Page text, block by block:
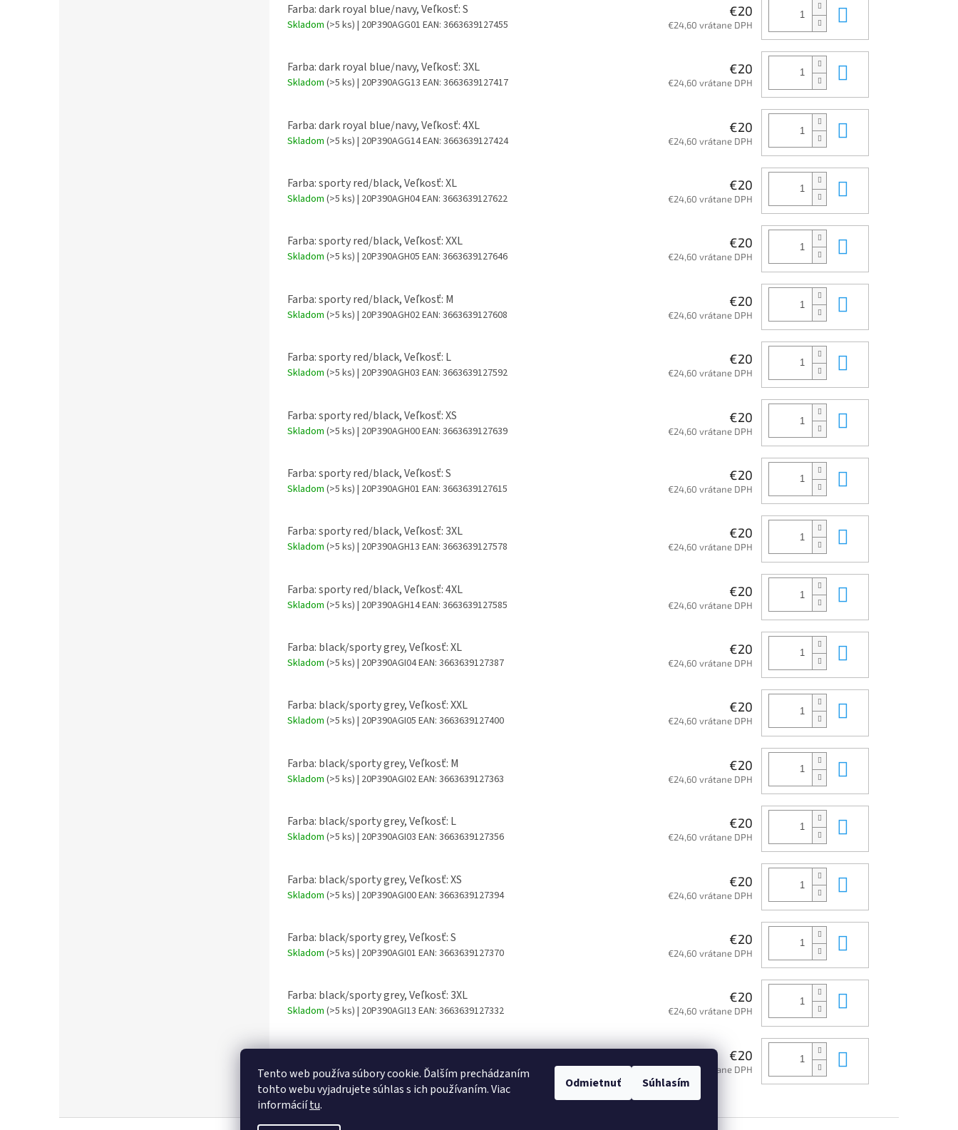
Tento web používa súbory cookie. Ďalším prechádzaním
tohto webu vyjadrujete súhlas s ich používaním. Viac
informáciítu.
Odmietnuť Súhlasím
Farba: dark royal blue/navy, Veľkosť: S
Skladom (>5 ks) | 20P390AGG01 EAN: 3663639127455
€20
€24,60 vrátane DPH
Farba: dark royal blue/navy, Veľkosť: 3XL
Skladom (>5 ks) | 20P390AGG13 EAN: 3663639127417
€20
€24,60 vrátane DPH
Farba: dark royal blue/navy, Veľkosť: 4XL
Skladom (>5 ks) | 20P390AGG14EAN: 3663639127424
€20
€24,60 vrátane DPH
Farba: sporty red/black, Veľkosť: XL
Skladom (>5 ks) | 20P390AGH04EAN: 3663639127622
€20
€24,60 vrátane DPH
Farba: sporty red/black, Veľkosť: XXL
Skladom (>5 ks) | 20P390AGH05 EAN: 3663639127646
€20
€24,60 vrátane DPH
Farba: sporty red/black, Veľkosť: M
Skladom (>5 ks) | 20P390AGH02EAN: 3663639127608
€20
€24,60 vrátane DPH
Farba: sporty red/black, Veľkosť: L
Skladom (>5 ks) | 20P390AGH03 EAN: 3663639127592
€20
€24,60 vrátane DPH
Farba: sporty red/black, Veľkosť: XS
Skladom (>5 ks) | 20P390AGH00EAN: 3663639127639
€20
€24,60 vrátane DPH
Farba: sporty red/black, Veľkosť: S
Skladom (>5 ks) | 20P390AGH01 EAN: 3663639127615
€20
€24,60 vrátane DPH
Farba: sporty red/black, Veľkosť: 3XL
Skladom (>5 ks) | 20P390AGH13 EAN: 3663639127578
€20
€24,60 vrátane DPH
Farba: sporty red/black, Veľkosť: 4XL
Skladom (>5 ks) | 20P390AGH14EAN: 3663639127585
€20
€24,60 vrátane DPH
Farba: black/sporty grey, Veľkosť: XL
Skladom (>5 ks) | 20P390AGI04EAN: 3663639127387
€20
€24,60 vrátane DPH
Farba: black/sporty grey, Veľkosť: XXL
Skladom (>5 ks) | 20P390AGI05 EAN: 3663639127400
€20
€24,60 vrátane DPH
Farba: black/sporty grey, Veľkosť: M
Skladom (>5 ks) | 20P390AGI02EAN: 3663639127363
€20
€24,60 vrátane DPH
Farba: black/sporty grey, Veľkosť: L
Skladom (>5 ks) | 20P390AGI03 EAN: 3663639127356
€20
€24,60 vrátane DPH
Farba: black/sporty grey, Veľkosť: XS
Skladom (>5 ks) | 20P390AGI00EAN: 3663639127394
€20
€24,60 vrátane DPH
Farba: black/sporty grey, Veľkosť: S
Skladom (>5 ks) | 20P390AGI01 EAN: 3663639127370
€20
€24,60 vrátane DPH
Farba: black/sporty grey, Veľkosť: 3XL
Skladom (>5 ks) | 20P390AGI13 EAN: 3663639127332
€20
€24,60 vrátane DPH
Farba: black/sporty grey, Veľkosť: 4XL
Skladom(>5 ks)| 20P390AGI14 EAN: 3663639127349
€20
€24,60 vrátane DPH